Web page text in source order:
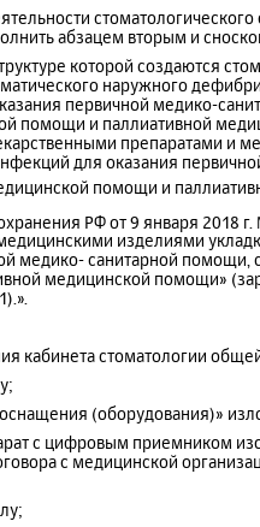
абзацем вторым и
которой создаются
наружного
первичной медико-
помощи и паллиативной
препаратами и
для оказания
помощи и
РФ от 9 января 2018
изделиями
медико- санитарной
медицинской помощи»
кабинета стоматологии
(оборудования)»
с цифровым приемником
с медицинской